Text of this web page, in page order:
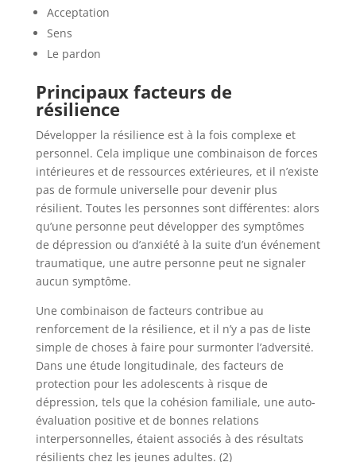
Acceptation
Sens
Le pardon
Principaux facteurs de
résilience
Développer la résilience est à la fois complexe et
personnel. Cela implique une combinaison de forces
intérieures et de ressources extérieures, et il n’existe
pas de formule universelle pour devenir plus
résilient. Toutes les personnes sont différentes: alors
qu’une personne peut développer des symptômes
de dépression ou d’anxiété à la suite d’un événement
traumatique, une autre personne peut ne signaler
aucun symptôme.
Une combinaison de facteurs contribue au
renforcement de la résilience, et il n’y a pas de liste
simple de choses à faire pour surmonter l’adversité.
Dans une étude longitudinale, des facteurs de
protection pour les adolescents à risque de
dépression, tels que la cohésion familiale, une auto-
évaluation positive et de bonnes relations
interpersonnelles, étaient associés à des résultats
résilients chez les jeunes adultes. (2)